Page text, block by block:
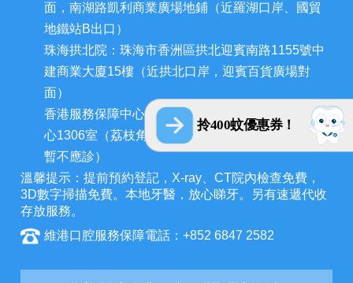
拎400蚊優惠券！
面，南湖路凱利商業廣場地鋪（近羅湖口岸、國貿
地鐵站B出口）
珠海拱北院：珠海市香洲區拱北迎賓南路1155號中
建商業大廈15樓（近拱北口岸，迎賓百貨廣場對
面）
香港服務保障中心：九龍荔枝角長裕街11號定豐中
心1306室（荔枝角地鐵站A出口3分鐘，香港辦公室
暫不應診）
溫馨提示：提前預約登記，X-ray、CT院內檢查免費，
3D數字掃描免費。本地牙醫，放心睇牙。另有速遞代收
存放服務。
維港口腔服務保障電話：+852 6847 2582